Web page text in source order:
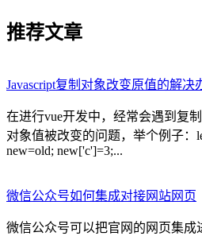
推荐文章
Javascript复制对象改变原值的解决
在进行vue开发中，经常会遇到复
对象值被改变的问题，举个例子：
new=old; new['c']=3;...
微信公众号如何集成对接网站网页
微信公众号可以把官网的网页集成